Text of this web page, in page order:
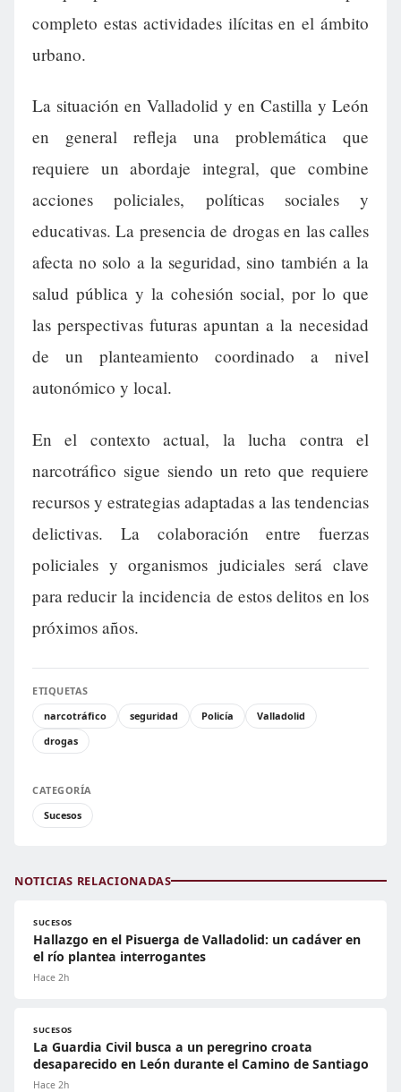
completo estas actividades ilícitas en el ámbito
urbano.
La situación en Valladolid y en Castilla y León
en general refleja una problemática que
requiere un abordaje integral, que combine
acciones policiales, políticas sociales y
educativas. La presencia de drogas en las calles
afecta no solo a la seguridad, sino también a la
salud pública y la cohesión social, por lo que
las perspectivas futuras apuntan a la necesidad
de un planteamiento coordinado a nivel
autonómico y local.
En el contexto actual, la lucha contra el
narcotráfico sigue siendo un reto que requiere
recursos y estrategias adaptadas a las tendencias
delictivas. La colaboración entre fuerzas
policiales y organismos judiciales será clave
para reducir la incidencia de estos delitos en los
próximos años.
ETIQUETAS
narcotráfico
seguridad Policía
Valladolid
drogas
CATEGORÍA
Sucesos
NOTICIAS RELACIONADAS
SUCESOS
Hallazgo en el Pisuerga de Valladolid: un cadáver en
el río plantea interrogantes
Hace 2h
SUCESOS
La Guardia Civil busca a un peregrino croata
desaparecido en León durante el Camino de Santiago
Hace 2h